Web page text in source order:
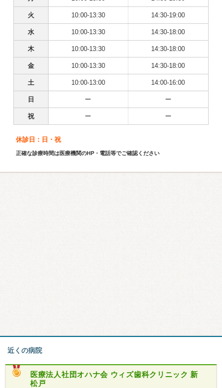
火 10:00-13:30 14:30-19:00
水 10:00-13:30 14:30-18:00
木 10:00-13:30 14:30-18:00
金 10:00-13:30 14:30-18:00
土 10:00-13:00 14:00-16:00
日 ー ー
祝 ー ー
休診日：日・祝
正確な診療時間は医療機関のHP・電話等でご確認ください
近くの病院
医療法人社団オハナ会 ウィズ歯科クリニック 新
松戸